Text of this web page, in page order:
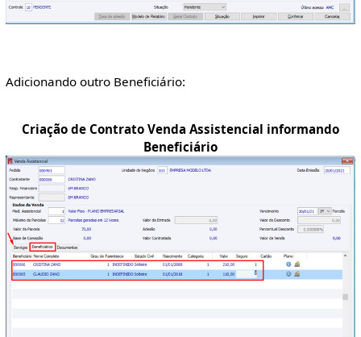
Adicionando outro Beneficiário:
Criação de Contrato Venda Assistencial informando
Beneficiário